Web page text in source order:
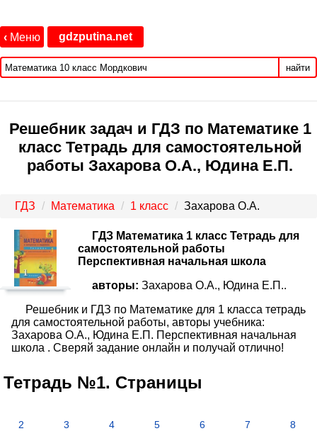
‹ Меню gdzputina.net
найти
Решебник задач и ГДЗ по Математике 1
класс Тетрадь для самостоятельной
работы Захарова О.А., Юдина Е.П.
ГДЗ Математика 1 класс Захарова О.А.
ГДЗ Математика 1 класс Тетрадь для
самостоятельной работы
Перспективная начальная школа
авторы: Захарова О.А., Юдина Е.П..
Решебник и ГДЗ по Математике для 1 класса тетрадь
для самостоятельной работы, авторы учебника:
Захарова О.А., Юдина Е.П. Перспективная начальная
школа . Сверяй задание онлайн и получай отлично!
Тетрадь №1. Страницы
2 3 4 5 6 7 8